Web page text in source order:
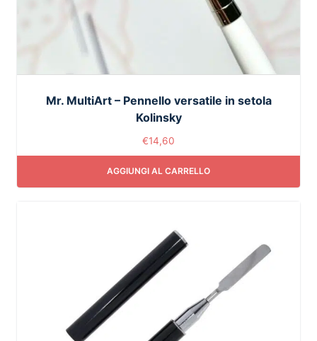
Mr. MultiArt – Pennello versatile in setola
Kolinsky
€14,60
AGGIUNGI AL CARRELLO